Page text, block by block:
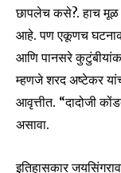
I've read and
6,300
Fans
छापलेच कसे?. हाच मूळ
आहे. पण एकूणच
आणि पानसरे
म्हणजे शरद अष्टेकर
आवृत्तीत. “दादोजी
असावा.
इतिहासकार